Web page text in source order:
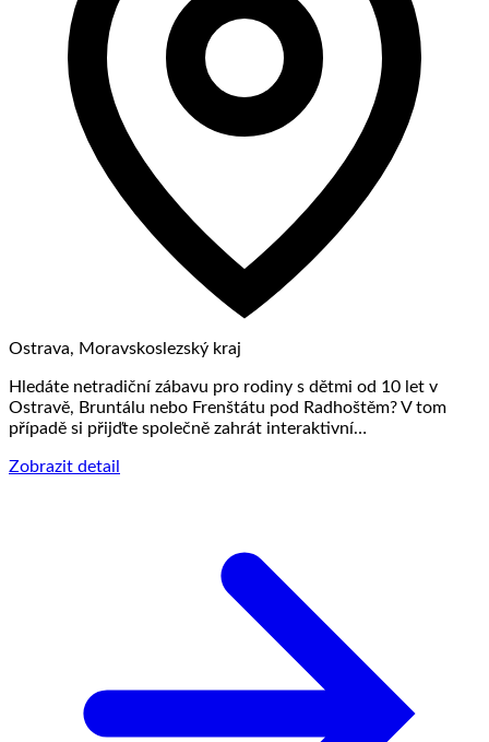
Ostrava, Moravskoslezský kraj
Hledáte netradiční zábavu pro rodiny s dětmi od 10 let v
Ostravě, Bruntálu nebo Frenštátu pod Radhoštěm? V tom
případě si přijďte společně zahrát interaktivní…
Zobrazit detail